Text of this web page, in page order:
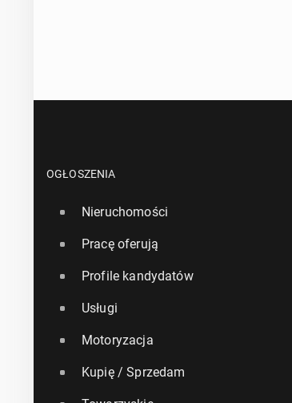
OGŁOSZENIA
Nieruchomości
Pracę oferują
Profile kandydatów
Usługi
Motoryzacja
Kupię / Sprzedam